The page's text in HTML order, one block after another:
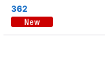
362